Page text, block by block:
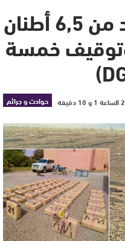
طانطان .. حجز أزيد من 6,5 أطنان
خمسة
حوادث و جرائم